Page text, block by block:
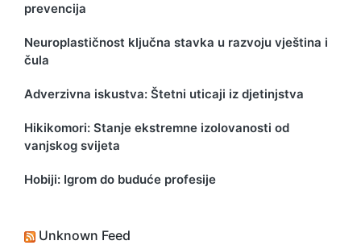
prevencija
Neuroplastičnost ključna stavka u razvoju vještina i
čula
Adverzivna iskustva: Štetni uticaji iz djetinjstva
Hikikomori: Stanje ekstremne izolovanosti od
vanjskog svijeta
Hobiji: Igrom do buduće profesije
Unknown Feed